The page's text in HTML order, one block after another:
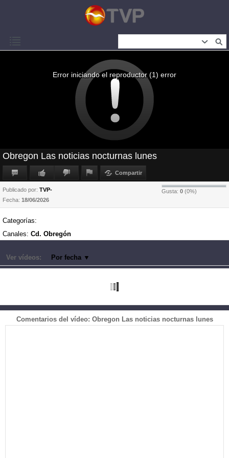
Error iniciando el reproductor (1) error
Obregon Las noticias nocturnas lunes
Compartir
Gusta: 0 (0%)
Publicado por: TVP-
Fecha: 18/06/2026
Categorías:
Canales: Cd. Obregón
Ver vídeos: Por fecha ▼
Comentarios del vídeo: Obregon Las noticias nocturnas lunes